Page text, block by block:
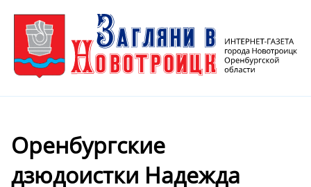
Оренбургские
дзюдоистки Надежда